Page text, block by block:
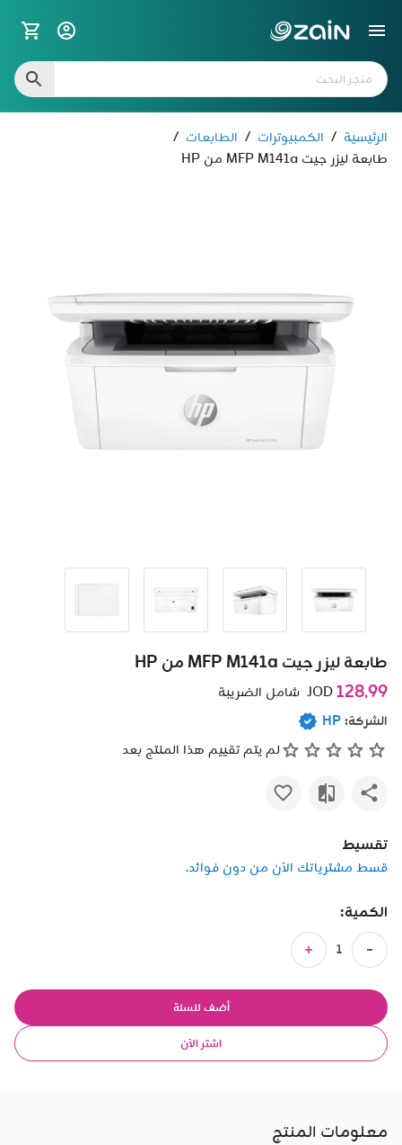
الرئيسية / الكمبيوترات / الطابعات /
طابعة ليزر جيت MFP M141a من HP
طابعة ليزر جيت MFP M141a من HP
128٫99
شامل الضريبة
الشركة:HP
لم يتم تقييم هذا المنتج بعد
تقسيط
قسط مشترياتك الآن من دون فوائد.
الكمية:
أضف للسلة
اشتر الآن
معلومات المنتج